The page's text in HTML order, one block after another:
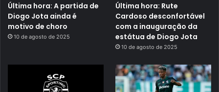
Última hora: A partida de
Diogo Jota ainda é
motivo de choro
10 de agosto de 2025
Última hora: Rute
Cardoso desconfortável
com a inauguração da
estátua de Diogo Jota
10 de agosto de 2025